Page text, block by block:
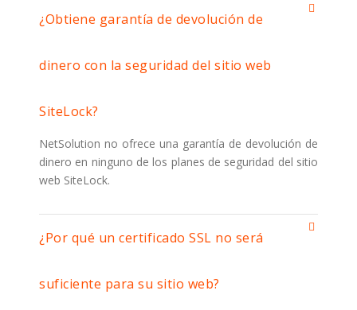
¿Obtiene garantía de devolución de
dinero con la seguridad del sitio web
SiteLock?
NetSolution no ofrece una garantía de devolución de
dinero en ninguno de los planes de seguridad del sitio
web SiteLock.
¿Por qué un certificado SSL no será
suficiente para su sitio web?